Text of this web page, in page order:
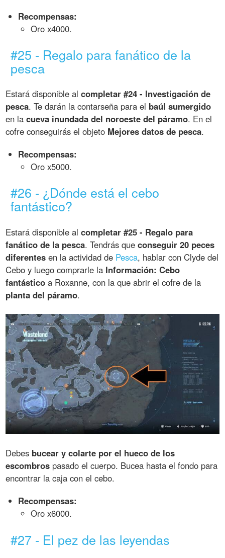
Recompensas:
Oro x4000.
#25 - Regalo para fanático de la
pesca
Estará disponible alcompletar #24 - Investigación de
pesca. Te darán la contarseña para el baúl sumergido
en lacueva inundada del noroeste del páramo. En el
cofre conseguirás el objeto Mejores datos de pesca.
Recompensas:
Oro x5000.
#26 - ¿Dónde está el cebo
fantástico?
Estará disponible alcompletar #25 - Regalo para
fanático de la pesca. Tendrás queconseguir 20 peces
diferentes en la actividad de Pesca, hablar con Clyde del
Cebo y luego comprarle la Información: Cebo
fantástico a Roxanne, con la que abrir el cofre de la
planta del páramo.
Debes bucear y colarte por el hueco de los
escombros pasado el cuerpo. Bucea hasta el fondo para
encontrar la caja con el cebo.
Recompensas:
Oro x6000.
#27 - El pez de las leyendas